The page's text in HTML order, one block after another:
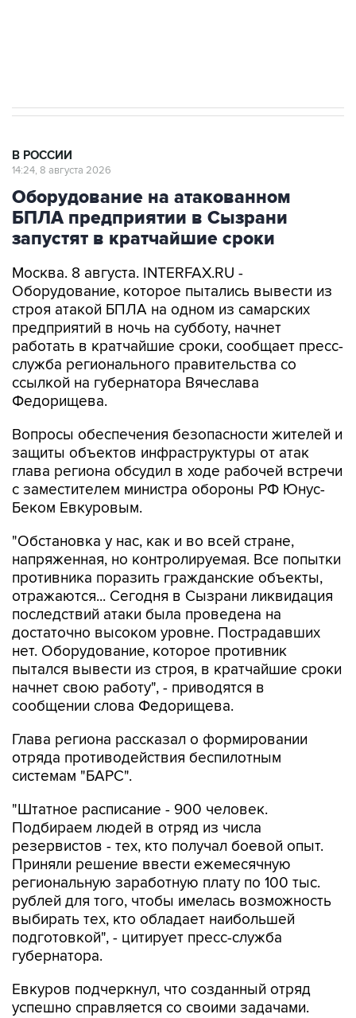
В РОССИИ
14:24, 8 августа 2026
Оборудование на атакованном
БПЛА предприятии в Сызрани
запустят в кратчайшие сроки
Москва. 8 августа. INTERFAX.RU -
Оборудование, которое пытались вывести из
строя атакой БПЛА на одном из самарских
предприятий в ночь на субботу, начнет
работать в кратчайшие сроки, сообщает пресс-
служба регионального правительства со
ссылкой на губернатора Вячеслава
Федорищева.
Вопросы обеспечения безопасности жителей и
защиты объектов инфраструктуры от атак
глава региона обсудил в ходе рабочей встречи
с заместителем министра обороны РФ Юнус-
Беком Евкуровым.
"Обстановка у нас, как и во всей стране,
напряженная, но контролируемая. Все попытки
противника поразить гражданские объекты,
отражаются... Сегодня в Сызрани ликвидация
последствий атаки была проведена на
достаточно высоком уровне. Пострадавших
нет. Оборудование, которое противник
пытался вывести из строя, в кратчайшие сроки
начнет свою работу", - приводятся в
сообщении слова Федорищева.
Глава региона рассказал о формировании
отряда противодействия беспилотным
системам "БАРС".
"Штатное расписание - 900 человек.
Подбираем людей в отряд из числа
резервистов - тех, кто получал боевой опыт.
Приняли решение ввести ежемесячную
региональную заработную плату по 100 тыс.
рублей для того, чтобы имелась возможность
выбирать тех, кто обладает наибольшей
подготовкой", - цитирует пресс-служба
губернатора.
Евкуров подчеркнул, что созданный отряд
успешно справляется со своими задачами.